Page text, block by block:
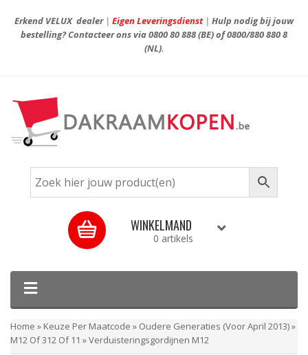
Erkend VELUX dealer| Eigen Leveringsdienst| Hulp nodig bij jouw
bestelling? Contacteer ons via0800 80 888(BE) of0800/880 880 8
(NL).
WINKELMAND
0 artikels
Home » Keuze Per Maatcode » Oudere Generaties (voor April 2013)»
M12 Of 312 Of 11 »Verduisteringsgordijnen M12